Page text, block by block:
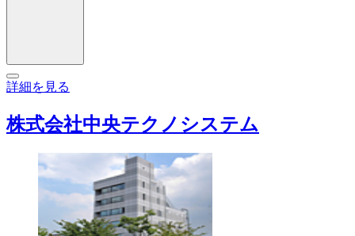
詳細を見る
株式会社中央テクノシステム